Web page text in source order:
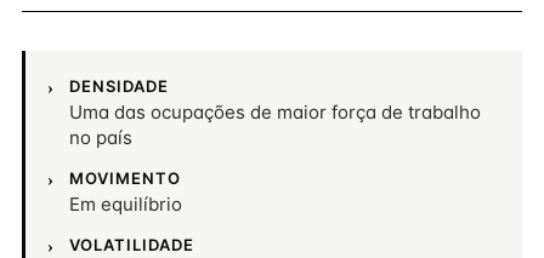
DENSIDADE
Uma das ocupações de maior força de trabalho
no país
MOVIMENTO
Em equilíbrio
VOLATILIDADE